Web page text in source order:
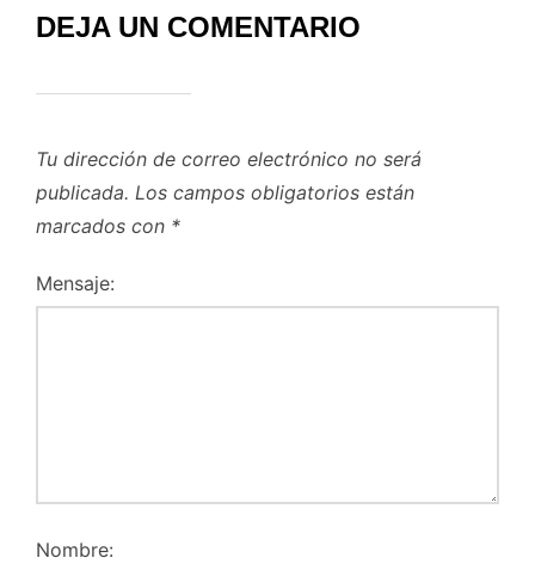
DEJA UN COMENTARIO
Tu dirección de correo electrónico no será
publicada. Los campos obligatorios están
marcados con *
Mensaje:
Nombre: